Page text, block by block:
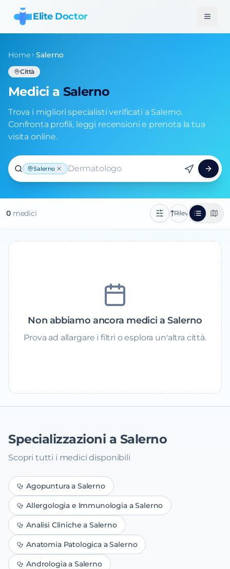
Elite Doctor
Home Salerno
Città
Medici a Salerno
Trova i migliori specialisti verificati a Salerno.
Confronta profili, leggi recensioni e prenota la tua
visita online.
Salerno Dermatologo
0medici Rilevanza
Non abbiamo ancora medici a Salerno
Prova ad allargare i filtri o esplora un'altra città.
Specializzazioni a Salerno
Scopri tutti i medici disponibili
Agopunturaa Salerno
Allergologia e Immunologiaa Salerno
Analisi Cliniche a Salerno
Anatomia Patologicaa Salerno
Andrologiaa Salerno